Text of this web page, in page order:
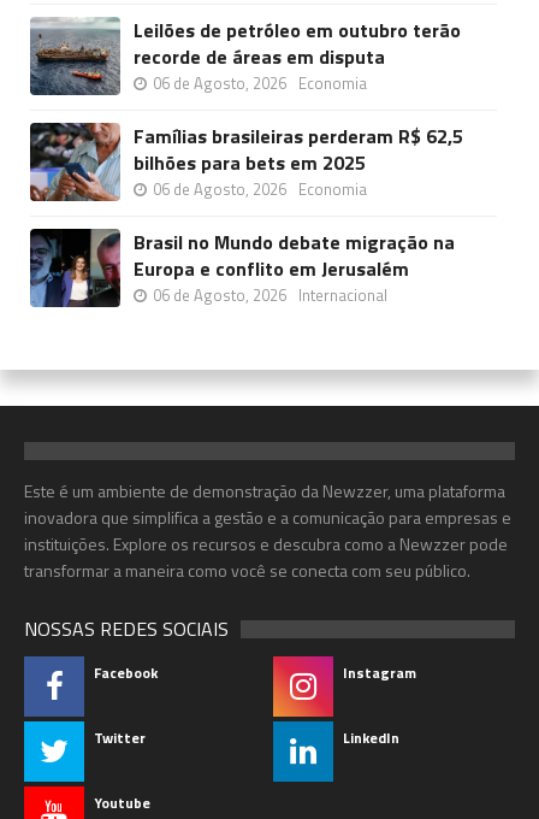
Leilões de petróleo em outubro terão
recorde de áreas em disputa
06 de Agosto, 2026 Economia
Famílias brasileiras perderam R$ 62,5
bilhões para bets em 2025
06 de Agosto, 2026 Economia
Brasil no Mundo debate migração na
Europa e conflito em Jerusalém
06 de Agosto, 2026 Internacional
Este é um ambiente de demonstração da Newzzer, uma plataforma
inovadora que simplifica a gestão e a comunicação para empresas e
instituições. Explore os recursos e descubra como a Newzzer pode
transformar a maneira como você se conecta com seu público.
NOSSAS REDES SOCIAIS
Facebook Instagram
Twitter LinkedIn
Youtube